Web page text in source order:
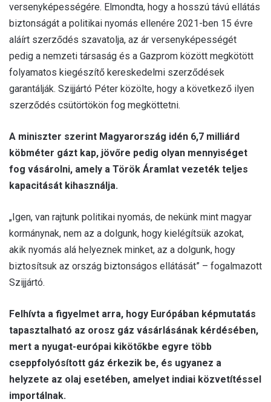
versenyképességére. Elmondta, hogy a hosszú távú ellátás
biztonságát a politikai nyomás ellenére 2021-ben 15 évre
aláírt szerződés szavatolja, az ár versenyképességét
pedig a nemzeti társaság és a Gazprom között megkötött
folyamatos kiegészítő kereskedelmi szerződések
garantálják. Szijjártó Péter közölte, hogy a következő ilyen
szerződés csütörtökön fog megköttetni.
A miniszter szerint Magyarország idén 6,7 milliárd
köbméter gázt kap, jövőre pedig olyan mennyiséget
fog vásárolni, amely a Török Áramlat vezeték teljes
kapacitását kihasználja.
„Igen, van rajtunk politikai nyomás, de nekünk mint magyar
kormánynak, nem az a dolgunk, hogy kielégítsük azokat,
akik nyomás alá helyeznek minket, az a dolgunk, hogy
biztosítsuk az ország biztonságos ellátását” – fogalmazott
Szijjártó.
Felhívta a figyelmet arra, hogy Európában képmutatás
tapasztalható az orosz gáz vásárlásának kérdésében,
mert a nyugat-európai kikötőkbe egyre több
cseppfolyósított gáz érkezik be, és ugyanez a
helyzete az olaj esetében, amelyet indiai közvetítéssel
importálnak.